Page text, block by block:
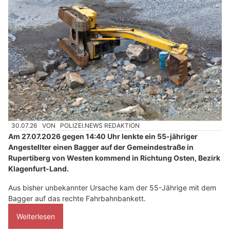
30.07.26 VON POLIZEI.NEWS REDAKTION
Am 27.07.2026 gegen 14:40 Uhr lenkte ein 55-jähriger
Angestellter einen Bagger auf der Gemeindestraße in
Rupertiberg von Westen kommend in Richtung Osten, Bezirk
Klagenfurt-Land.
Aus bisher unbekannter Ursache kam der 55-Jährige mit dem
Bagger auf das rechte Fahrbahnbankett.
Weiterlesen